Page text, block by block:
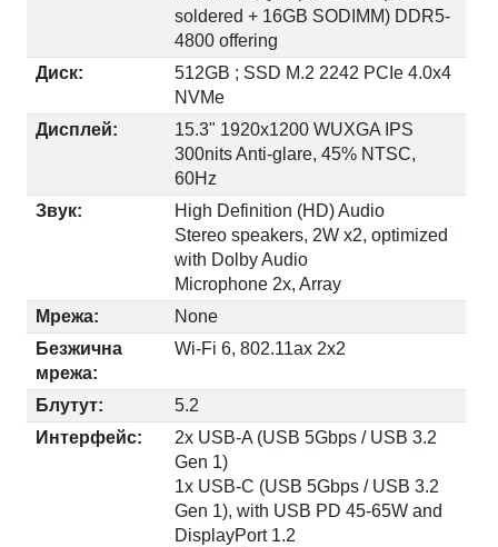
soldered + 16GB SODIMM) DDR5-
4800 offering
Диск:
512GB ; SSD M.2 2242 PCIe 4.0x4
NVMe
Дисплей:
15.3" 1920x1200 WUXGA IPS
300nits Anti-glare, 45% NTSC,
60Hz
Звук:
High Definition (HD) Audio
Stereo speakers, 2W x2, optimized
with Dolby Audio
Microphone 2x, Array
Мрежа:
None
Безжична
мрежа:
Wi-Fi 6, 802.11ax 2x2
Блутут:
5.2
Интерфейс:
2x USB-A (USB 5Gbps / USB 3.2
Gen 1)
1x USB-C (USB 5Gbps / USB 3.2
Gen 1), with USB PD 45-65W and
DisplayPort 1.2